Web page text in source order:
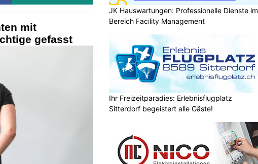
mit
gefasst
JK Hauswartungen: Professionelle Dienste im
Bereich Facility Management
Ihr Freizeitparadies: Erlebnisflugplatz
Sitterdorf begeistert alle Gäste!